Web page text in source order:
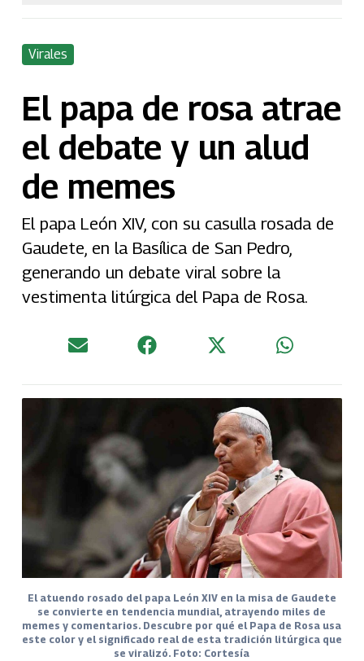
Virales
El papa de rosa atrae
el debate y un alud
de memes
El papa León XIV, con su casulla rosada de
Gaudete, en la Basílica de San Pedro,
generando un debate viral sobre la
vestimenta litúrgica del Papa de Rosa.
El atuendo rosado del papa León XIV en la misa de Gaudete
se convierte en tendencia mundial, atrayendo miles de
memes y comentarios. Descubre por qué el Papa de Rosa usa
este color y el significado real de esta tradición litúrgica que
se viralizó. Foto: Cortesía